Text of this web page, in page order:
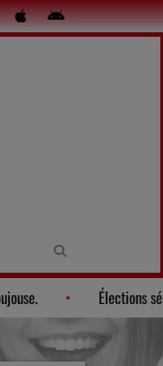
Musée du Paysan Gascon